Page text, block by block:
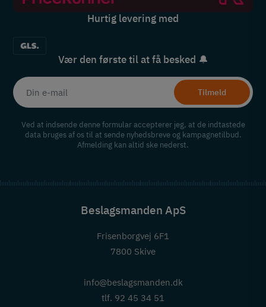
Hurtig levering med
Vær den første til at få besked 🔔
Tilmeld
Ved at indsende denne formular accepterer jeg, at de indtastede
data bruges af os til at sende nyhedsbreve og kampagnetilbud.
Afmelding kan altid ske nederst.
Beslagsmanden ApS
Frisenborgvej 6F1
7800 Skive
info@beslagsmanden.dk
tlf. 92 45 34 51